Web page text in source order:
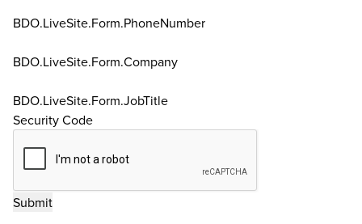
BDO.LiveSite.Form.PhoneNumber
BDO.LiveSite.Form.Company
BDO.LiveSite.Form.JobTitle
Security Code